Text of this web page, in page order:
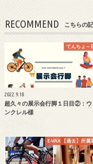
RECOMMEND こちらの
てんちょ～
2022.9.18
超久々の展示会行脚１日目②：ウ
ンクレル様
E-VAX 【過去】所属